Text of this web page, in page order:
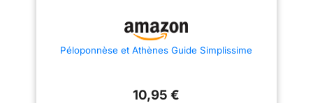
Péloponnèse et Athènes Guide Simplissime
10,95 €